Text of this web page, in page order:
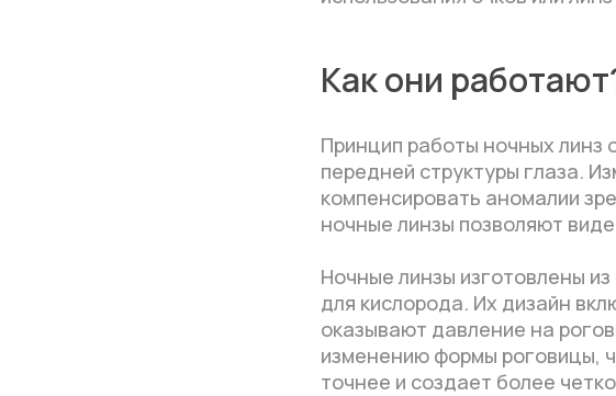
Как они
Принцип работы ночных линз
передней структуры глаза.
компенсировать аномалии
ночные линзы позволяют
Ночные линзы изготовлены
для кислорода. Их дизайн
оказывают давление на
изменению формы роговицы,
точнее и создает более